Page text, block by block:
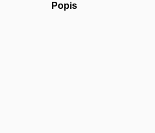
Popis